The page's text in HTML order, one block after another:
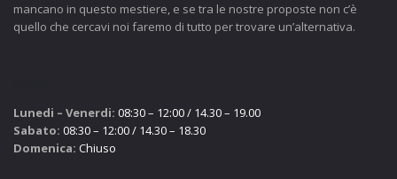
mancano in questo mestiere, e se tra le nostre proposte non c’è
quello che cercavi noi faremo di tutto per trovare un’alternativa.
Lunedi – Venerdi: 08:30 – 12:00 / 14.30 – 19.00
Sabato: 08:30 – 12:00 / 14.30 – 18.30
Domenica: Chiuso